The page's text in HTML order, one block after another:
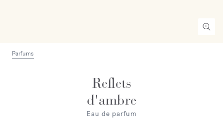
Parfums
Reflets
d'ambre
Eau de parfum